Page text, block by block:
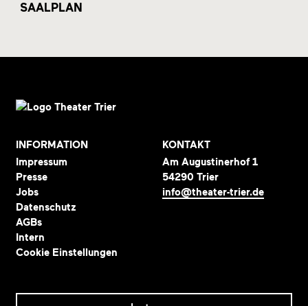
SAALPLAN
INFORMATION
Impressum
Presse
Jobs
Datenschutz
AGBs
Intern
Cookie Einstellungen
KONTAKT
Am Augustinerhof 1
54290 Trier
info@theater-trier.de